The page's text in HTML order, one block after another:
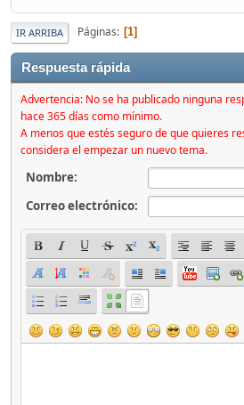
IR ARRIBA Páginas 1
Respuesta rápida
Advertencia: No se ha publicado ninguna
hace 365 días como mínimo.
A menos que estés seguro de que quieres
considera el empezar un nuevo tema.
Nombre:
Correo electrónico: